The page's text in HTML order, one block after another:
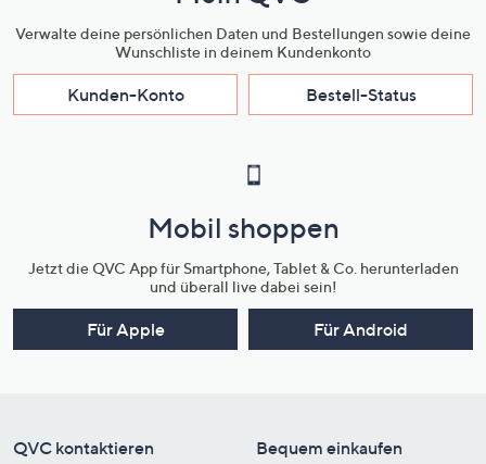
Verwalte deine persönlichen Daten und Bestellungen sowie deine
Wunschliste in deinem Kundenkonto
Kunden-Konto Bestell-Status
Mobil shoppen
Jetzt die QVC App für Smartphone, Tablet & Co. herunterladen
und überall live dabei sein!
Für Apple Für Android
QVC kontaktieren Bequem einkaufen